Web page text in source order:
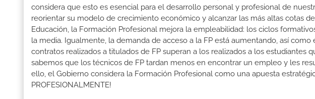
considera que esto es esencial para el desarrollo personal y profesional de
reorientar su modelo de crecimiento económico y alcanzar las más altas cotas
Educación, la Formación Profesional mejora la empleabilidad: los ciclos
la media. Igualmente, la demanda de acceso a la FP está aumentando, así
contratos realizados a titulados de FP superan a los realizados a los estudiantes
sabemos que los técnicos de FP tardan menos en encontrar un empleo y les
ello, el Gobierno considera la Formación Profesional como una apuesta
PROFESIONALMENTE!